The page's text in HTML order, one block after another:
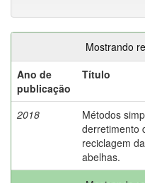
Mostrando
Ano de
publicação
Título
2018
Métodos
derretimento
reciclagem
abelhas.